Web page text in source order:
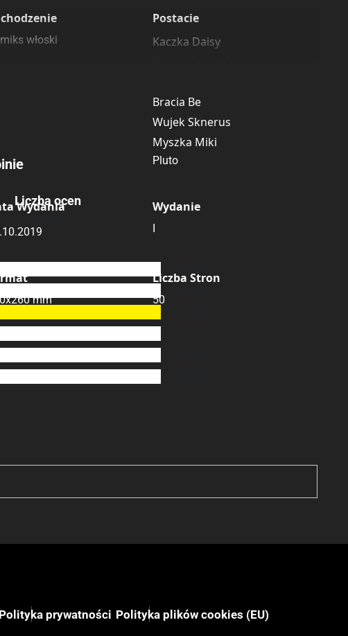
włoski
Postacie
Kaczka Daisy
Bracia Be
Wujek Sknerus
Myszka Miki
Pluto
Wydania Wydanie
I
mm
Liczba Stron
50
Liczba ocen
Polityka prywatności Polityka plików cookies (EU)